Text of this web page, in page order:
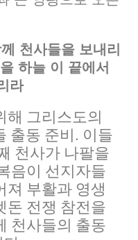
천사들을 보내리
하늘 이 끝에서
라
해 그리스도의
출동 준비. 이들
천사가 나팔을
음이 선지자들
져 부활과 영생
돈 전쟁 참전을
천사들의 출동